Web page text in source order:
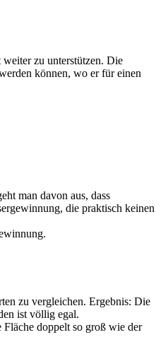
zu unterstützen. Die
können, wo er für einen
man davon aus, dass
die praktisch keinen
zu vergleichen. Ergebnis: Die
ist völlig egal.
doppelt so groß wie der